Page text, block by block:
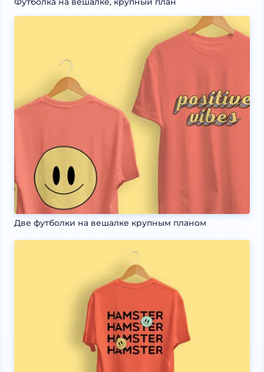
Две футболки на вешалке крупным планом